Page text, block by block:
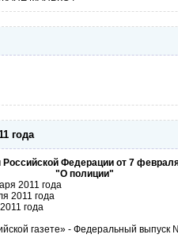
года
Федерации от 7
"О полиции"
2011 года
2011 года
года
газете» - Федеральный выпуск